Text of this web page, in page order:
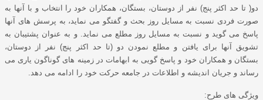
دو( تا حد اکثر پنج) نفر از دوستان، بستگان، همکاران خود را انتخاب و با آنها به
صورت فردی نسبت به مسایل روز بحث و گفتگو می نماید، به پرسش های آنها
پاسخ می گوید و نسبت به مسایل روز مطلع می نماید. و به عنوان پشتیبان به
تشویق آنها برای یافتن و مطلع نمودن دو (تا حد اکثر پنج) نفر از دوستان،
بستگان و همکاران خود و پاسخ گویی به ابهامات در زمینه های گوناگون یاری می
رساند و جریان اندیشه و اطلاعات در جامعه حرکت خود را ادامه می دهد.
ویژگی های طرح: